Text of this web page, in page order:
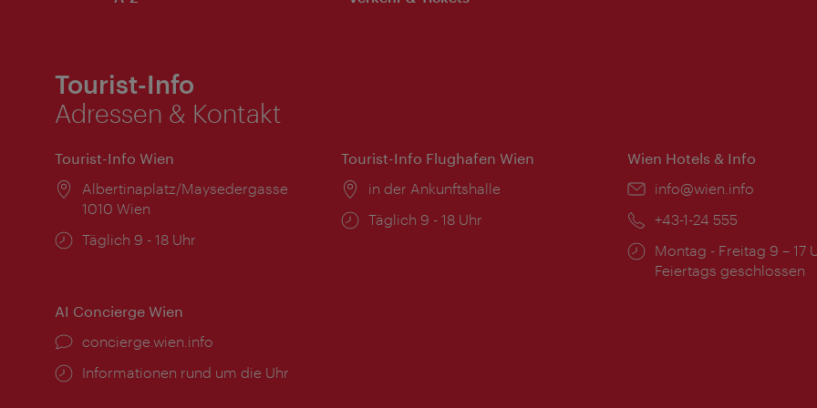
Tourist-Info
Adressen & Kontakt
Tourist-Info Wien
Ort:
Albertinaplatz/Maysedergasse
1010 Wien
Öffnungszeiten:
Täglich 9 - 18 Uhr
Tourist-Info Flughafen Wien
Ort:
in der Ankunftshalle
Öffnungszeiten:
Täglich 9 - 18 Uhr
Wien Hotels & Info
Email:
info@wien.info
Telefon:
+43-1-24 555
Öffnungszeiten:
Montag - Freitag 9 – 17
Feiertags geschlossen
AI Concierge Wien
Ort:
concierge.wien.info
Öffnungszeiten:
Informationen rund um die Uhr